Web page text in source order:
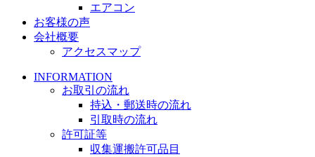
エアコン
お客様の声
会社概要
アクセスマップ
INFORMATION
お取引の流れ
持込・郵送時の流れ
引取時の流れ
許可証等
収集運搬許可品目